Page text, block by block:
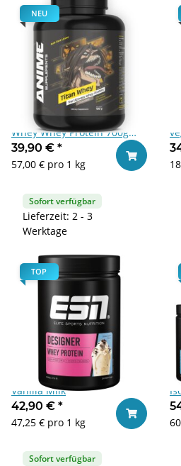
NEU
Anime Supplements Titan
Whey Whey Protein 700g
Chocolate
39,90 € *
57,00 € pro 1 kg
Sofort verfügbar
Lieferzeit: 2 - 3
Werktage
In den
TOP
ESN Designer Whey 908g
Vanilla Milk
42,90 € *
47,25 € pro 1 kg
Sofort verfügbar
In den